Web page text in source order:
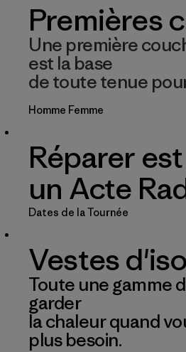
Premières
Une première
est la base
de toute tenue
Homme Femme
Réparer est
un Acte
Dates de la Tournée
Vestes
Toute une gamme
garder
la chaleur quand
plus besoin.